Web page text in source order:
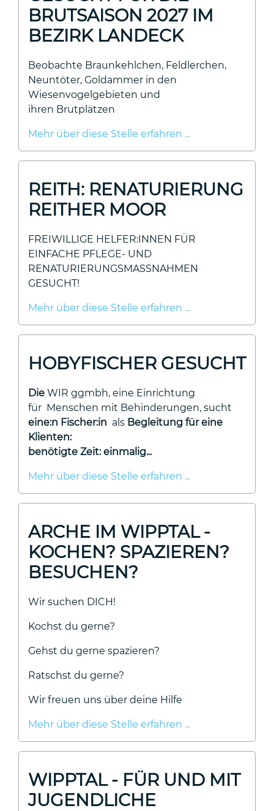
BRUTSAISON 2027 IM
BEZIRK LANDECK
Beobachte Braunkehlchen, Feldlerchen,
Neuntöter, Goldammer in den
Wiesenvogelgebieten und
ihren Brutplätzen
Mehr über diese Stelle erfahren ...
REITH: RENATURIERUNG
REITHER MOOR
FREIWILLIGE HELFER:INNEN FÜR
EINFACHE PFLEGE- UND
RENATURIERUNGSMASSNAHMEN
GESUCHT!
Mehr über diese Stelle erfahren ...
HOBYFISCHER GESUCHT
Die WIR ggmbh, eine Einrichtung
für Menschen mit Behinderungen, sucht
eine:n Fischer:in als Begleitung für eine
Klienten:
benötigte Zeit: einmalig...
Mehr über diese Stelle erfahren ...
ARCHE IM WIPPTAL -
KOCHEN? SPAZIEREN?
BESUCHEN?
Wir suchen DICH!
Kochst du gerne?
Gehst du gerne spazieren?
Ratschst du gerne?
Wir freuen uns über deine Hilfe
Mehr über diese Stelle erfahren ...
WIPPTAL - FÜR UND MIT
JUGENDLICHE